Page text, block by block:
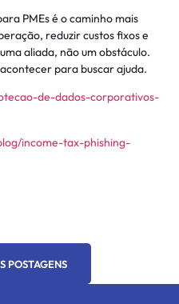
PMEs é o caminho mais
reduzir custos fixos e
aliada, não um obstáculo.
para buscar ajuda.
de-dados-corporativos-
income-tax-phishing-
POSTAGENS